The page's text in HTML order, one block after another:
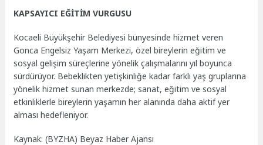
KAPSAYICI EĞİTİM VURGUSU
Kocaeli Büyükşehir Belediyesi bünyesinde hizmet veren
Gonca Engelsiz Yaşam Merkezi, özel bireylerin eğitim ve
sosyal gelişim süreçlerine yönelik çalışmalarını yıl boyunca
sürdürüyor. Bebeklikten yetişkinliğe kadar farklı yaş gruplarına
yönelik hizmet sunan merkezde; sanat, eğitim ve sosyal
etkinliklerle bireylerin yaşamın her alanında daha aktif yer
alması hedefleniyor.
Kaynak: (BYZHA) Beyaz Haber Ajansı